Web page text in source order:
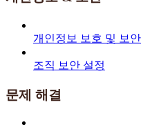
개인정보 보호 및 보안
조직 보안 설정
문제 해결